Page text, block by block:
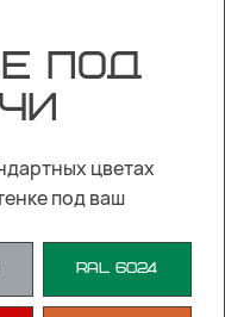
ПОД
цветах
под ваш
RAL 6024